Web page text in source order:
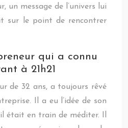
un message de l’univers lui
sur le point de rencontrer
qui a connu
à 21h21
de 32 ans, a toujours rêvé
Il a eu l’idée de son
était en train de méditer. Il